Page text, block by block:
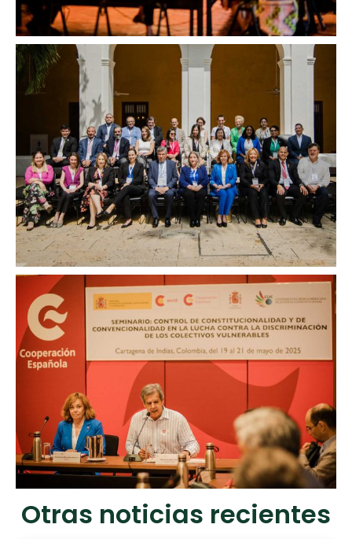
Otras noticias recientes